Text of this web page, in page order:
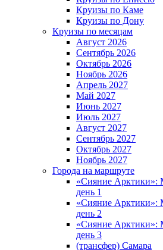
Круизы по Каме
Круизы по Дону
Круизы по месяцам
Август 2026
Сентябрь 2026
Октябрь 2026
Ноябрь 2026
Апрель 2027
Май 2027
Июнь 2027
Июль 2027
Август 2027
Сентябрь 2027
Октябрь 2027
Ноябрь 2027
Города на маршруте
«Сияние Арктики»:
день 1
«Сияние Арктики»:
день 2
«Сияние Арктики»:
день 3
(трансфер) Самара